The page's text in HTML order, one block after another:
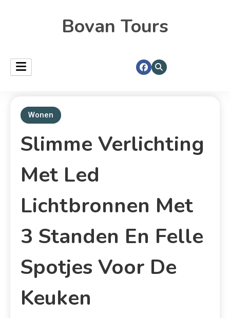
Bovan Tours
Wonen
Slimme Verlichting
Met Led
Lichtbronnen Met
3 Standen En Felle
Spotjes Voor De
Keuken